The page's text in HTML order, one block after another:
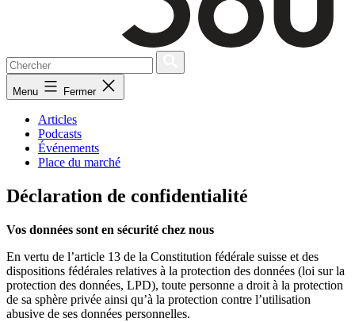
Menu Fermer
Articles
Podcasts
Événements
Place du marché
Déclaration de confidentialité
Vos données sont en sécurité chez nous
En vertu de l’article 13 de la Constitution fédérale suisse et des
dispositions fédérales relatives à la protection des données (loi sur la
protection des données, LPD), toute personne a droit à la protection
de sa sphère privée ainsi qu’à la protection contre l’utilisation
abusive de ses données personnelles.